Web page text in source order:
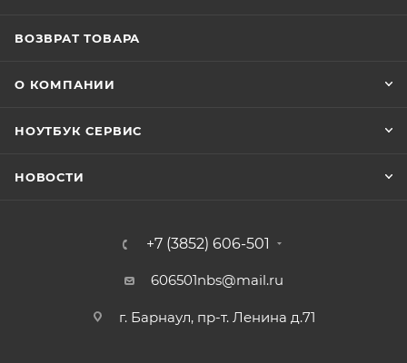
ВОЗВРАТ ТОВАРА
О КОМПАНИИ
НОУТБУК СЕРВИС
НОВОСТИ
+7 (3852) 606-501
606501nbs@mail.ru
г. Барнаул, пр-т. Ленина д.71